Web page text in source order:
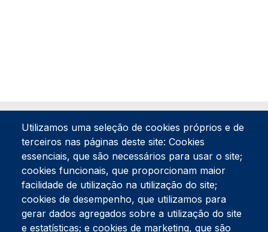
Tel:234 390 100Fax:234 390 100
Endereço Postal
Apartado 42
Utilizamos uma seleção de cookies próprios e de
terceiros nas páginas deste site: Cookies
essenciais, que são necessários para usar o site;
cookies funcionais, que proporcionam maior
facilidade de utilização na utilização do site;
cookies de desempenho, que utilizamos para
gerar dados agregados sobre a utilização do site
e estatísticas; e cookies de marketing, que são